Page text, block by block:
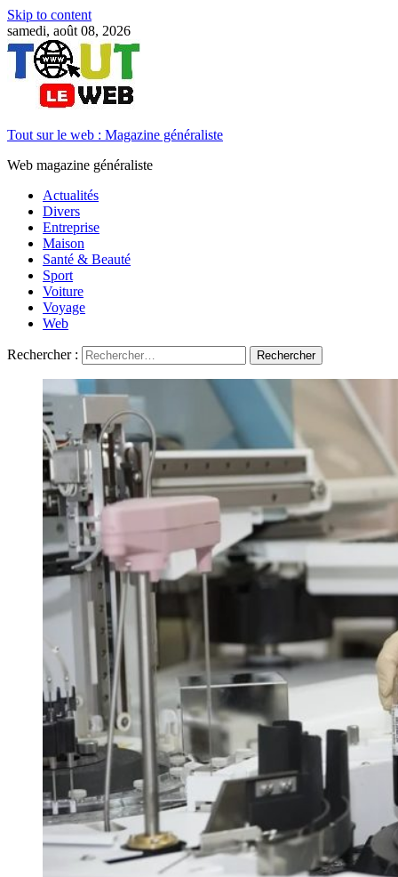
Skip to content
samedi, août 08, 2026
Tout sur le web : Magazine généraliste
Web magazine généraliste
Actualités
Divers
Entreprise
Maison
Santé & Beauté
Sport
Voiture
Voyage
Web
Rechercher :